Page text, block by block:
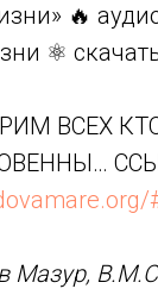
🔥
⚛️
ВСЕХ
Мазур,